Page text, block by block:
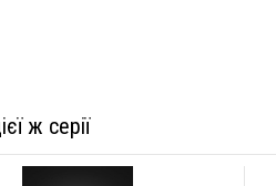
ж серії